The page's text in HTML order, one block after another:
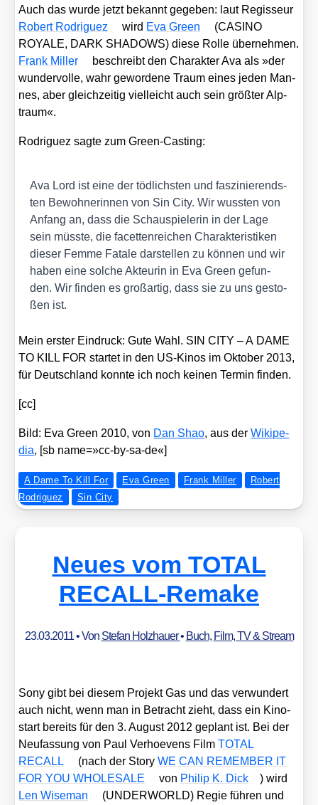
Auch das wur­de jetzt bekannt gege­ben: laut Regis­seur
Robert Rodri­guez
wird Eva Green
(CASINO
ROYALE, DARK SHADOWS) die­se Rol­le über­neh­men.
Frank Mil­ler
beschreibt den Cha­rak­ter Ava als »der
wun­der­vol­le, wahr gewor­de­ne Traum eines jeden Man­
nes, aber gleich­zei­tig viel­leicht auch sein größ­ter Alp­
traum«.
Rodri­guez sag­te zum Green-Cas­ting:
Ava Lord ist eine der töd­lichs­ten und fas­zi­nie­rends­
ten Bewoh­ne­rin­nen von Sin City. Wir wuss­ten von
Anfang an, dass die Schau­spie­le­rin in der Lage
sein müss­te, die facet­ten­rei­chen Cha­rak­te­ris­ti­ken
die­ser Femme Fata­le dar­stel­len zu kön­nen und wir
haben eine sol­che Akteu­rin in Eva Green gefun­
den. Wir fin­den es groß­ar­tig, dass sie zu uns gesto­
ßen ist.
Mein ers­ter Ein­druck: Gute Wahl. SIN CITY – A DAME
TO KILL FOR star­tet in den US-Kinos im Okto­ber 2013,
für Deutsch­land konn­te ich noch kei­nen Ter­min fin­den.
[cc]
Bild: Eva Green 2010, von Dan Shao, aus derWiki­pe­
dia, [sb name=»cc-by-sa-de«]
A Dame To Kill For Eva Green Frank Miller
Robert
Rodriguez
Sin City
Neues vom TOTAL
RECALL-Remake
23.03.2011• Von Stefan Holzhauer• Buch, Film, TV & Stream
Sony gibt bei die­sem Pro­jekt Gas und das ver­wun­dert
auch nicht, wenn man in Betracht zieht, dass ein Kino­
start bereits für den 3. August 2012 geplant ist. Bei der
Neu­fas­sung von Paul Ver­hoe­vens FilmTOTAL
RECALL
(nach der Sto­ryWE CAN REMEMBER IT
FOR YOU WHOLESALE
von Phil­ip K. Dick
) wird
Len Wise­man
(UNDERWORLD) Regie füh­ren und